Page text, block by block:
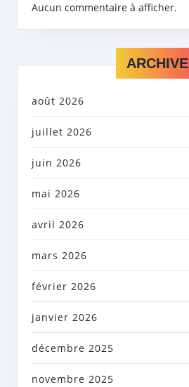
Aucun commentaire à afficher.
ARCHIVE
août 2026
juillet 2026
juin 2026
mai 2026
avril 2026
mars 2026
février 2026
janvier 2026
décembre 2025
novembre 2025